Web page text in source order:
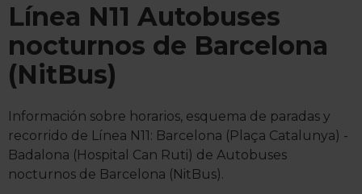
Línea N11 Autobuses
nocturnos de Barcelona
(NitBus)
Información sobre horarios, esquema de paradas y
recorrido de Línea N11: Barcelona (Plaça Catalunya) -
Badalona (Hospital Can Ruti) de Autobuses
nocturnos de Barcelona (NitBus).